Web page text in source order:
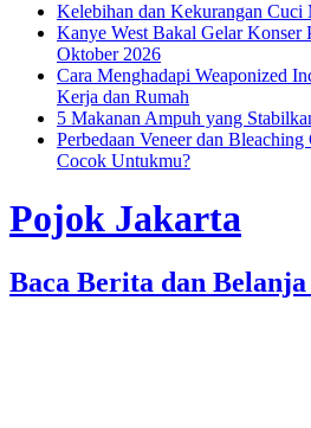
Kelebihan dan Kekurangan Cuci
Kanye West Bakal Gelar Konser
Oktober 2026
Cara Menghadapi Weaponized
Kerja dan Rumah
5 Makanan Ampuh yang
Perbedaan Veneer dan
Cocok Untukmu?
Pojok Jakarta
Baca Berita dan